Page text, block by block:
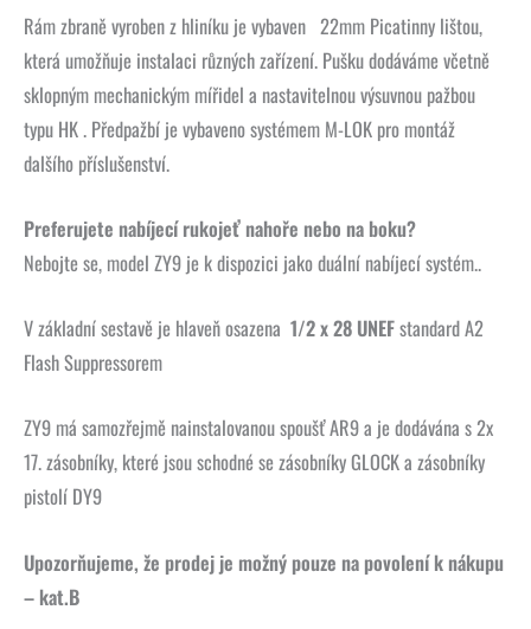
Rám zbraně vyroben z hliníku je vybaven 22mm Picatinny lištou,
která umožňuje instalaci různých zařízení. Pušku dodáváme včetně
sklopným mechanickým mířidel a nastavitelnou výsuvnou pažbou
typu HK . Předpažbí je vybaveno systémem M-LOK pro montáž
dalšího příslušenství.
Preferujete nabíjecí rukojeť nahoře nebo na boku?
Nebojte se, model ZY9 je k dispozici jako duální nabíjecí systém..
V základní sestavě je hlaveň osazena 1/2 x 28 UNEFstandard A2
Flash Suppressorem
ZY9 má samozřejmě nainstalovanou spoušť AR9 a je dodávána s 2x
17. zásobníky, které jsou schodné se zásobníky GLOCK a zásobníky
pistolí DY9
Upozorňujeme, že prodej je možný pouze na povolení k nákupu
– kat.B